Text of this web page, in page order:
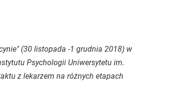
(30 listopada -1 grudnia 2018) w
Psychologii Uniwersytetu im.
z lekarzem na różnych etapach